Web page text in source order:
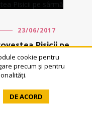
23/06/2017
Pisicii pe
cookie pentru
precum și pentru
DE ACORD